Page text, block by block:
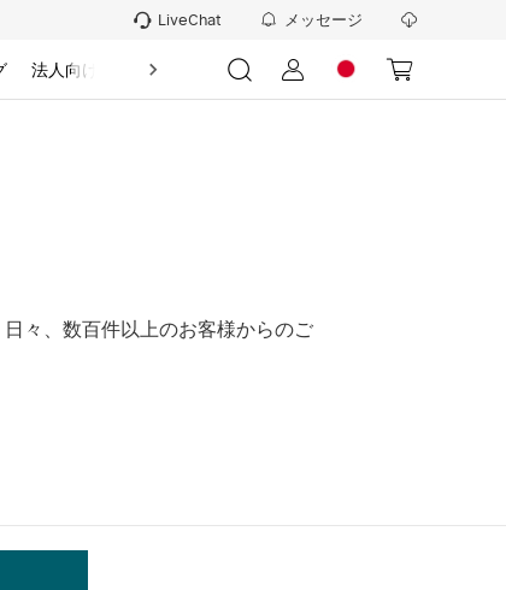
LiveChat メッセージ
法人向け 情報
々、数百件以上のお客様からのご